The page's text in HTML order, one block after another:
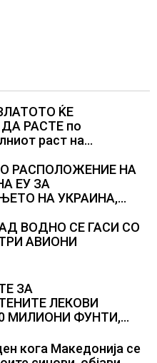
ЌЕ
РАСТЕ по
раст на
РАСПОЛОЖЕНИЕ НА
ЕУ ЗА
НА УКРАИНА,
и Германија
ВОДНО СЕ ГАСИ СО
АВИОНИ
ЗА
ЛЕКОВИ
МИЛИОНИ ФУНТИ,
што навистина им се
кога Македонија се